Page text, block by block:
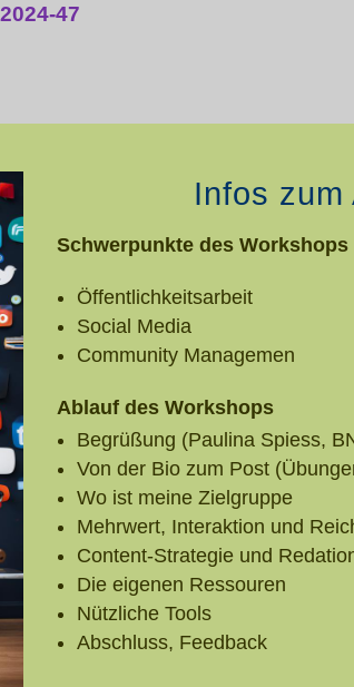
2024-47
Infos zum
Schwerpunkte des Workshops
Öffentlichkeitsarbeit
Social Media
Community Managemen
Ablauf des Workshops
Begrüßung (Paulina Spiess,
Von der Bio zum Post
Wo ist meine Zielgruppe
Mehrwert, Interaktion und
Content-Strategie und
Die eigenen Ressouren
Nützliche Tools
Abschluss, Feedback